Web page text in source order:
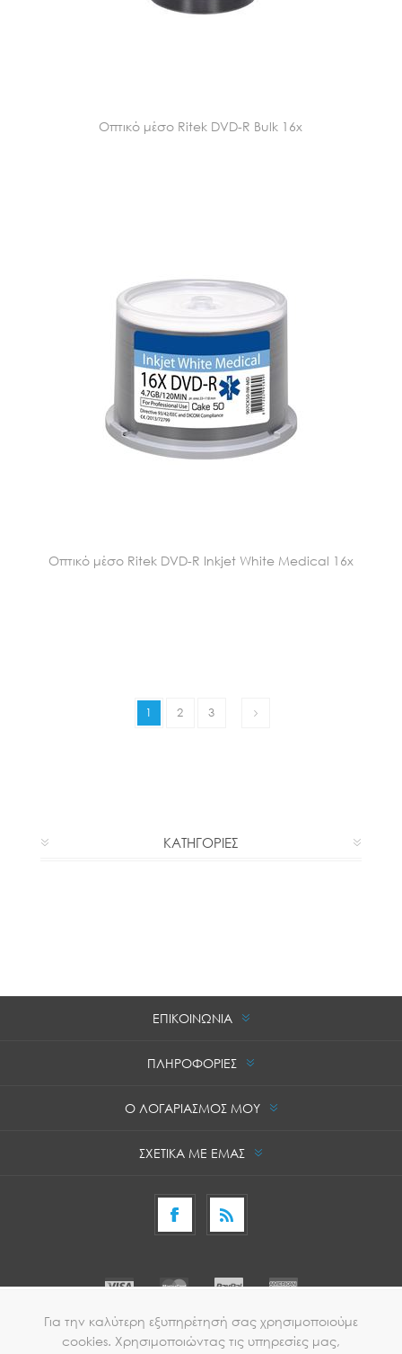
Οπτικό μέσο Ritek DVD-R Bulk 16x
Οπτικό μέσο Ritek DVD-R Inkjet White Medical 16x
1 2 3
ΚΑΤΗΓΟΡΙΕΣ
ΕΠΙΚΟΙΝΩΝΙΑ
ΠΛΗΡΟΦΟΡΙΕΣ
Ο ΛΟΓΑΡΙΑΣΜΟΣ ΜΟΥ
ΣΧΕΤΙΚΑ ΜΕ ΕΜΑΣ
Για την καλύτερη εξυπηρέτησή σας χρησιμοποιούμε
cookies. Χρησιμοποιώντας τις υπηρεσίες μας,